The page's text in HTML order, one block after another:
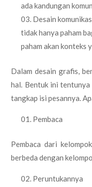
ada kandungan
Desain
tidak hanya paham
paham akan konteks
Dalam desain grafis,
hal. Bentuk ini tentunya
tangkap isi pesannya.
Pembaca
Pembaca dari
berbeda dengan
Peruntukannya